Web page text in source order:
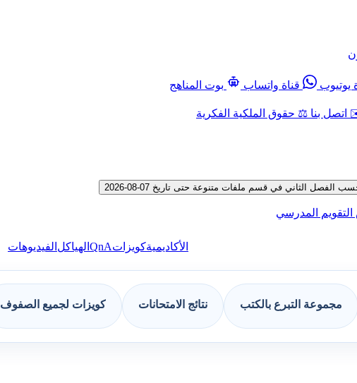
يوتيوب قناة واتساب
بوت المناهج
اتصل بنا ⚖️ حقوق الملكية الفكرية
التقويم المدرسي
الأكاديميةكويزاتQnA الهياكل الفيديوهات
مجموعة التبرع بالكتب نتائج الامتحانات كويزات لجميع الصفوف